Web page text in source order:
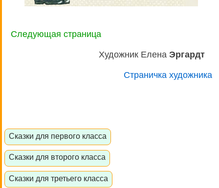
Следующая страница
Художник Елена Эргардт
Страничка художника
Сказки для первого класса
Сказки для второго класса
Сказки для третьего класса